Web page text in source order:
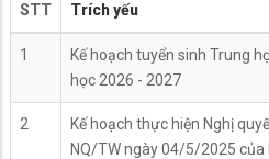
STT Trích yếu
1
Kế hoạch tuyển sinh Trung
học 2026 - 2027
2
Kế hoạch thực hiện Nghị
NQ/TW ngày 04/5/2025 của